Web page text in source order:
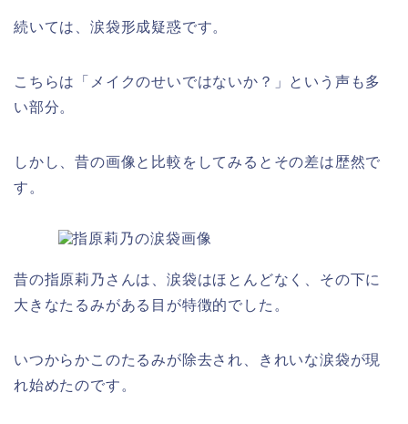
続いては、涙袋形成疑惑です。
こちらは「メイクのせいではないか？」という声も多
い部分。
しかし、昔の画像と比較をしてみるとその差は歴然で
す。
昔の指原莉乃さんは、涙袋はほとんどなく、その下に
大きなたるみがある目が特徴的でした。
いつからかこのたるみが除去され、きれいな涙袋が現
れ始めたのです。